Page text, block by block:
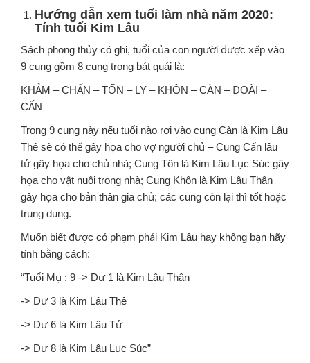
Hướng dẫn xem tuổi làm nhà năm 2020:
Tính tuổi Kim Lâu
Sách phong thủy có ghi, tuổi của con người được xếp vào
9 cung gồm 8 cung trong bát quái là:
KHẢM – CHẤN – TỐN – LY – KHÔN – CÀN – ĐOÀI –
CẤN
Trong 9 cung này nếu tuổi nào rơi vào cung Càn là Kim Lâu
Thê sẽ có thể gây họa cho vợ người chủ – Cung Cấn lâu
tử gây họa cho chủ nhà; Cung Tôn là Kim Lâu Lục Súc gây
họa cho vật nuôi trong nhà; Cung Khôn là Kim Lâu Thân
gây họa cho bản thân gia chủ; các cung còn lại thì tốt hoặc
trung dung.
Muốn biết được có phạm phải Kim Lâu hay không bạn hãy
tính bằng cách:
“Tuổi Mụ : 9 -> Dư 1 là Kim Lâu Thân
-> Dư 3 là Kim Lâu Thê
-> Dư 6 là Kim Lâu Tử
-> Dư 8 là Kim Lâu Lục Súc”